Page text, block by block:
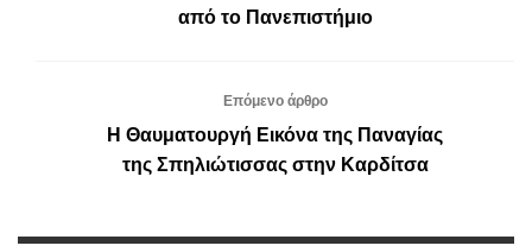
από το Πανεπιστήμιο
Επόμενο άρθρο
Η Θαυματουργή Εικόνα της Παναγίας
της Σπηλιώτισσας στην Καρδίτσα